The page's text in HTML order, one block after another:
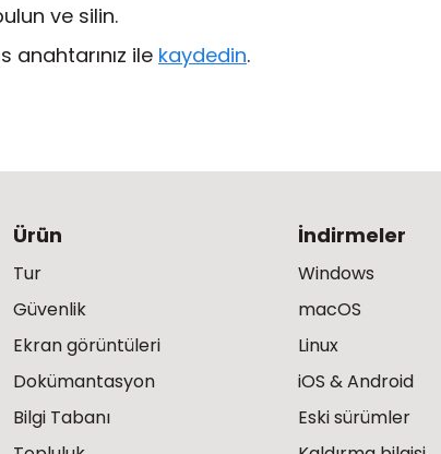
ve silin.
anahtarınız ile kaydedin.
Ürün
Tur
Güvenlik
Ekran görüntüleri
Dokümantasyon
Bilgi Tabanı
İndirmeler
Windows
macOS
Linux
iOS & Android
Eski sürümler